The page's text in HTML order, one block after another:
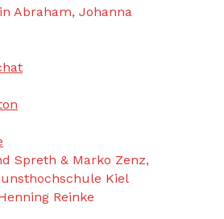
Abraham, Johanna
Spreth & Marko Zenz,
Kiel
Reinke